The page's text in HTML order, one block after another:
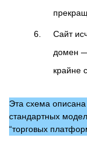
Сайт
домен
крайне
Эта схема описана
стандартных
“торговых